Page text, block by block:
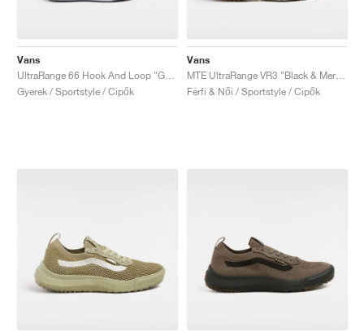
Vans
Gyerek / Sportstyle / Cipők
Vans
Férfi & Női / Sportstyle / Cipők